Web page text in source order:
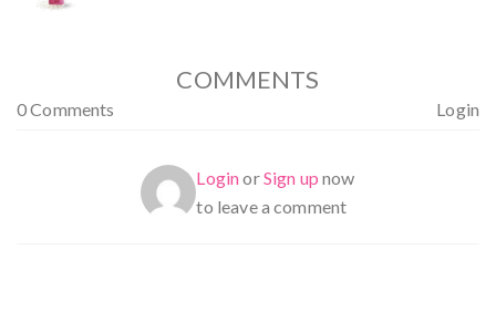
COMMENTS
0 Comments Login
LoginorSign up now
to leave a comment